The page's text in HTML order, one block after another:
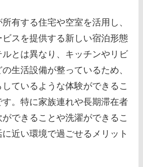
有する住宅や空室を活用し、
スを提供する新しい宿泊形態
とは異なり、キッチンやリビ
生活設備が整っているため、
ているような体験ができるこ
す。特に家族連れや長期滞在者
できることや洗濯ができるこ
近い環境で過ごせるメリット